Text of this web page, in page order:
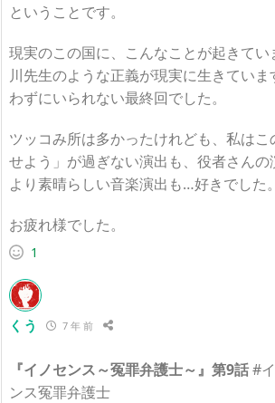
ということです。
現実のこの国に、こんなことが起きて
川先生のような正義が現実に生きてい
わずにいられない最終回でした。
ツッコみ所は多かったけれども、私は
せよう」が過ぎない演出も、役者さん
より素晴らしい音楽演出も…好きでした。
お疲れ様でした。
1
くう 7 年 前
『イノセンス～冤罪弁護士～』第9話#
ンス冤罪弁護士